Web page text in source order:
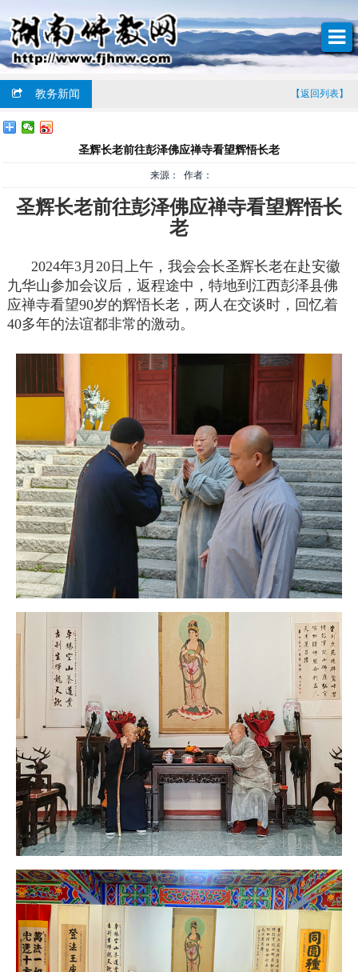
教务新闻 【返回列表】
圣辉长老前往彭泽佛应禅寺看望辉悟长老
来源： 作者：
圣辉长老前往彭泽佛应禅寺看望辉悟长
老
2024年3月20日上午，我会会长圣辉长老在赴安徽
九华山参加会议后，返程途中，特地到江西彭泽县佛
应禅寺看望90岁的辉悟长老，两人在交谈时，回忆着
40多年的法谊都非常的激动。